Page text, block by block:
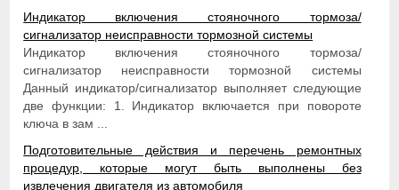
Индикатор включения стояночного тормоза/
сигнализатор неисправности тормозной системы
Индикатор включения стояночного тормоза/
сигнализатор неисправности тормозной системы
Данный индикатор/сигнализатор выполняет следующие
две функции: 1. Индикатор включается при повороте
ключа в зам ...
Подготовительные действия и перечень ремонтных
процедур, которые могут быть выполнены без
извлечения двигателя из автомобиля